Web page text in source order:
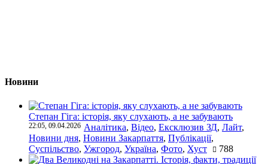
Новини
Степан Гіга: історія, яку слухають, а не забувають
22:05, 09.04.2026 Аналітика, Відео, Ексклюзив ЗД, Лайт,
Новини дня, Новини Закарпаття, Публікації,
Суспільство, Ужгород, Україна, Фото, Хуст 788